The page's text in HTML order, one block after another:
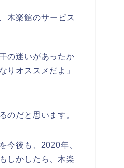
木楽館のサービス
の迷いがあったか
りオススメだよ」
のだと思います。
今後も、2020年、
しかしたら、木楽